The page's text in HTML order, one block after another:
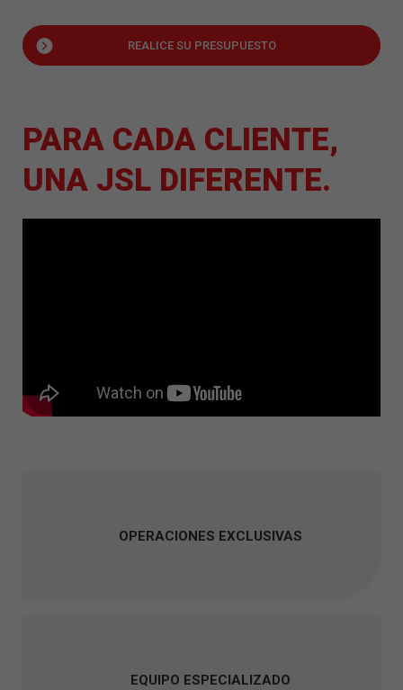
REALICE SU PRESUPUESTO
PARA CADA CLIENTE,
UNA JSL DIFERENTE.
OPERACIONES EXCLUSIVAS
EQUIPO ESPECIALIZADO